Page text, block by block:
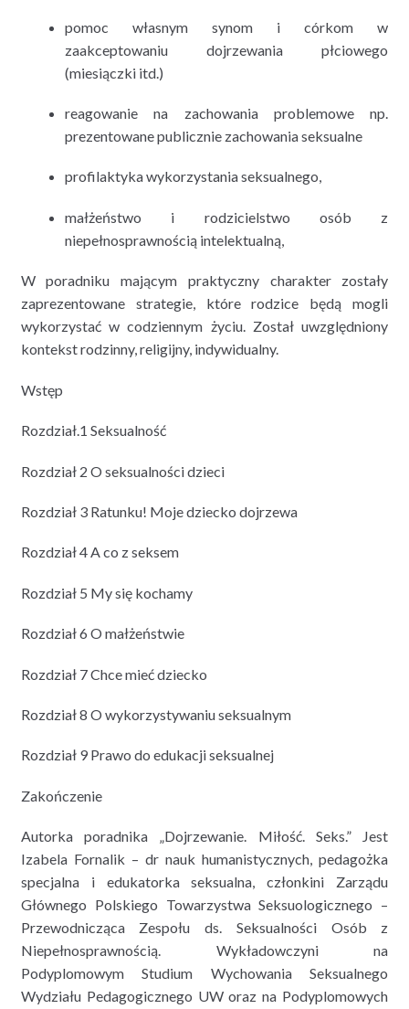
pomoc własnym synom i córkom w
zaakceptowaniu dojrzewania płciowego
(miesiączki itd.)
reagowanie na zachowania problemowe np.
prezentowane publicznie zachowania seksualne
profilaktyka wykorzystania seksualnego,
małżeństwo i rodzicielstwo osób z
niepełnosprawnością intelektualną,
W poradniku mającym praktyczny charakter zostały
zaprezentowane strategie, które rodzice będą mogli
wykorzystać w codziennym życiu. Został uwzględniony
kontekst rodzinny, religijny, indywidualny.
Wstęp
Rozdział.1 Seksualność
Rozdział 2 O seksualności dzieci
Rozdział 3 Ratunku! Moje dziecko dojrzewa
Rozdział 4 A co z seksem
Rozdział 5 My się kochamy
Rozdział 6 O małżeństwie
Rozdział 7 Chce mieć dziecko
Rozdział 8 O wykorzystywaniu seksualnym
Rozdział 9 Prawo do edukacji seksualnej
Zakończenie
Autorka poradnika „Dojrzewanie. Miłość. Seks.” Jest
Izabela Fornalik – dr nauk humanistycznych, pedagożka
specjalna i edukatorka seksualna, członkini Zarządu
Głównego Polskiego Towarzystwa Seksuologicznego –
Przewodnicząca Zespołu ds. Seksualności Osób z
Niepełnosprawnością. Wykładowczyni na
Podyplomowym Studium Wychowania Seksualnego
Wydziału Pedagogicznego UW oraz na Podyplomowych